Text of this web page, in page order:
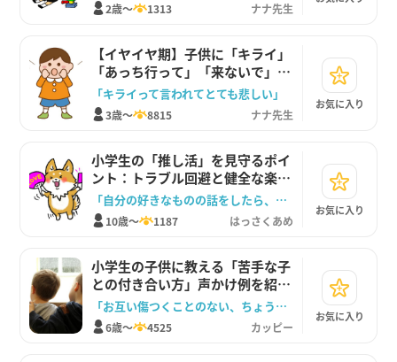
2歳～ 1313 ナナ先生
【イヤイヤ期】子供に「キライ」
「あっち行って」「来ないで」と
言われたときの対処法
「キライって言われてとても悲しい」
3歳～ 8815 ナナ先生
お気に入り
小学生の「推し活」を見守るポイ
ント：トラブル回避と健全な楽し
み方
「自分の好きなものの話をしたら、相手の好きなものの話も、同じだけ聞いてあげようね」
10歳～ 1187 はっさくあめ
お気に入り
小学生の子供に教える「苦手な子
との付き合い方」声かけ例を紹介
します
「お互い傷つくことのない、ちょうどいい距離を見つけよう」
6歳～ 4525 カッピー
お気に入り